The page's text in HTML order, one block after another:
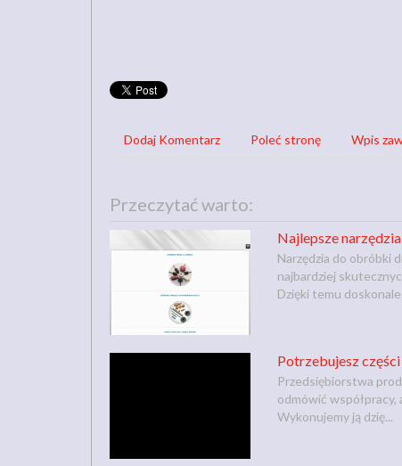
Dodaj Komentarz Poleć stronę Wpis
Przeczytać warto:
Najlepsze
Narzędzia do obróbki
najbardziej
Dzięki temu doskonale
Potrzebujesz części
Przedsiębiorstwa
odmówić współpracy,
Wykonujemy ją dzię...